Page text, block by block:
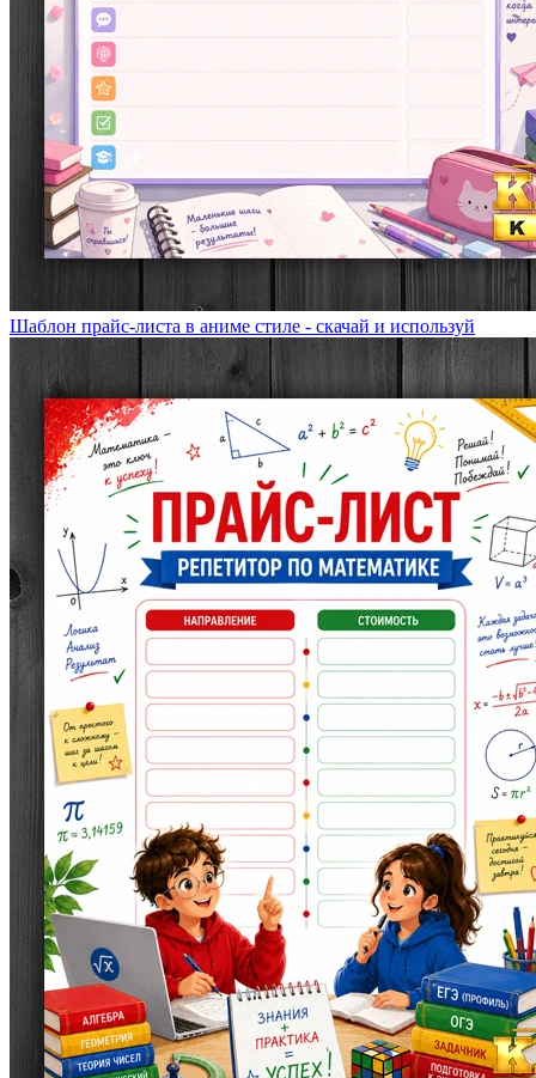
Шаблон прайс-листа в аниме стиле - скачай и используй